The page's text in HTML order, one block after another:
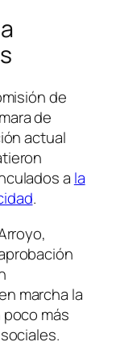
de
de
actual
a la
.
marcha la
poco más